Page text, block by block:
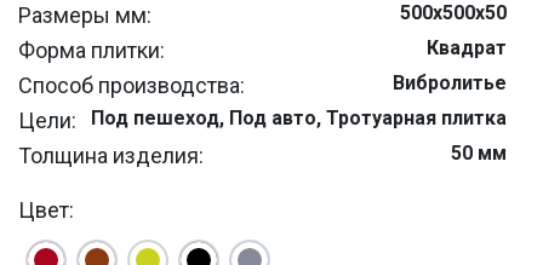
Размеры мм: 500х500х50
Форма плитки: Квадрат
Способ производства: Вибролитье
Цели: Под пешеход, Под авто, Тротуарная плитка
Толщина изделия: 50 мм
На паллете м/кв:
Цвет: